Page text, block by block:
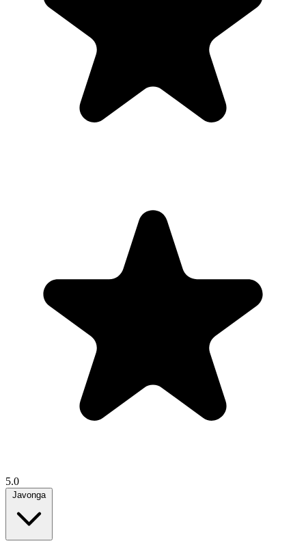
5.0
Javonga